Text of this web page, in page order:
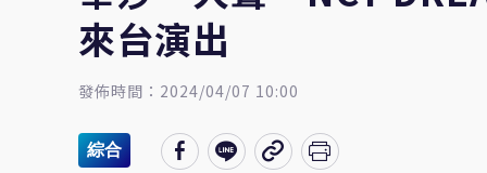
來台演出
發佈時間：2024/04/07 10:00
綜合